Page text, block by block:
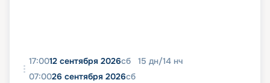
17:0012 сентября 2026сб 15 дн/14 нч
07:0026 сентября 2026сб